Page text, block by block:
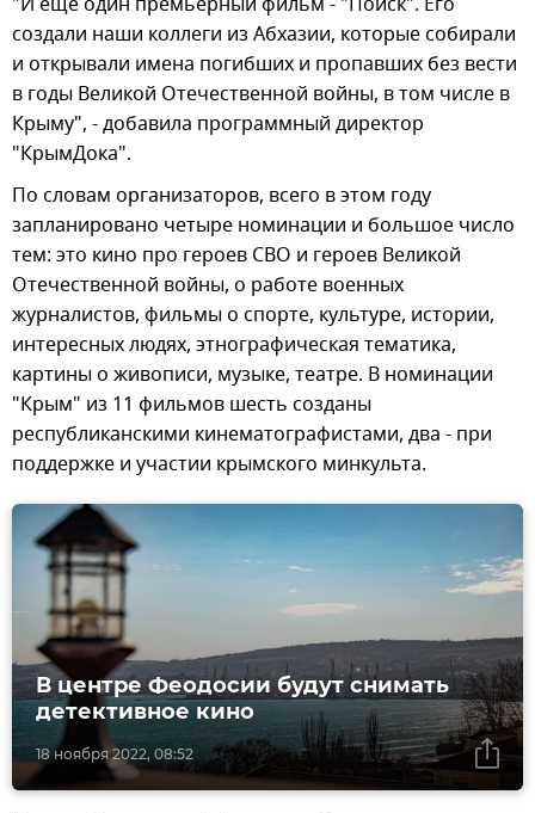
создали наши коллеги из Абхазии, которые собирали
и открывали имена погибших и пропавших без вести
в годы Великой Отечественной войны, в том числе в
Крыму", - добавила программный директор
"КрымДока".
По словам организаторов, всего в этом году
запланировано четыре номинации и большое число
тем: это кино про героев СВО и героев Великой
Отечественной войны, о работе военных
журналистов, фильмы о спорте, культуре, истории,
интересных людях, этнографическая тематика,
картины о живописи, музыке, театре. В номинации
"Крым" из 11 фильмов шесть созданы
республиканскими кинематографистами, два - при
поддержке и участии крымского минкульта.
18 ноября 2022, 08:52
В центре Феодосии будут снимать
детективное кино